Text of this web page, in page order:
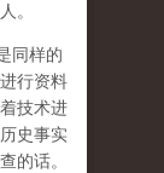
。
同样的
行资料
技术进
史事实
的话。